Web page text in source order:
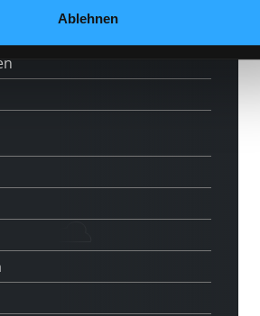
Ablehnen